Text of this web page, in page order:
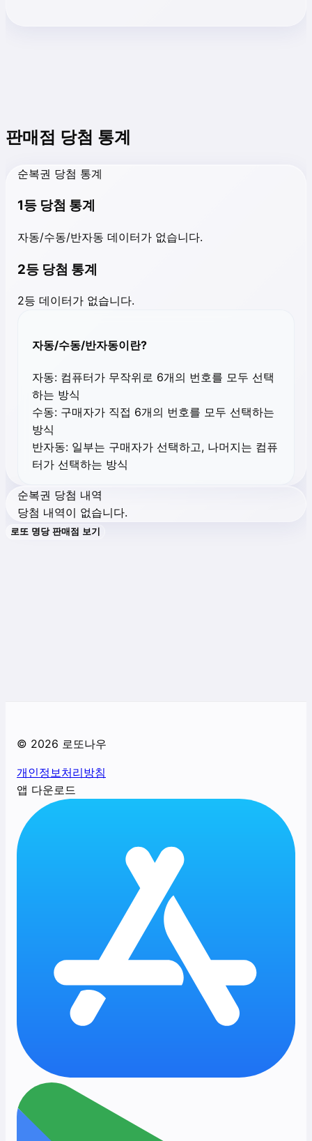
판매점 당첨 통계
순복권 당첨 통계
1등 당첨 통계
자동/수동/반자동 데이터가 없습니다.
2등 당첨 통계
2등 데이터가 없습니다.
자동/수동/반자동이란?
자동: 컴퓨터가 무작위로 6개의 번호를 모두 선택
하는 방식
수동: 구매자가 직접 6개의 번호를 모두 선택하는
방식
반자동: 일부는 구매자가 선택하고, 나머지는 컴퓨
터가 선택하는 방식
순복권 당첨 내역
당첨 내역이 없습니다.
로또 명당 판매점 보기
© 2026 로또나우
개인정보처리방침
앱 다운로드